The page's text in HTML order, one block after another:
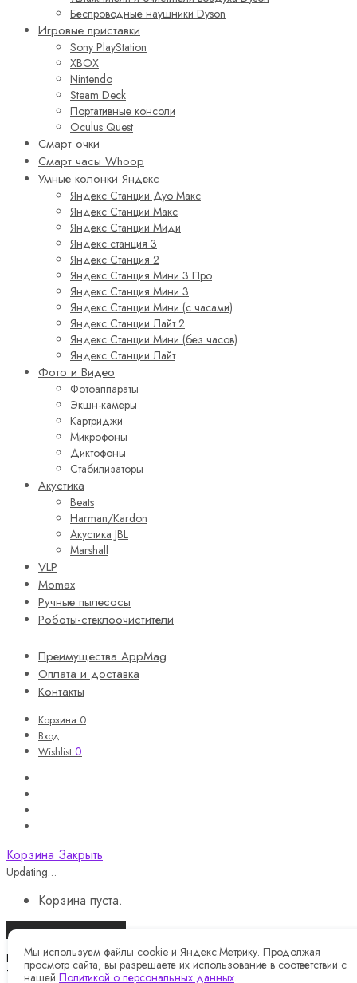
Беспроводные наушники Dyson
Игровые приставки
Sony PlayStation
XBOX
Nintendo
Steam Deck
Портативные консоли
Oculus Quest
Смарт очки
Смарт часы Whoop
Умные колонки Яндекс
Яндекс Станции Дуо Макс
Яндекс Станции Макс
Яндекс Станции Миди
Яндекс станция 3
Яндекс Станция 2
Яндекс Станция Мини 3 Про
Яндекс Станция Мини 3
Яндекс Станции Мини (с часами)
Яндекс Станции Лайт 2
Яндекс Станции Мини (без часов)
Яндекс Станции Лайт
Фото и Видео
Фотоаппараты
Экшн-камеры
Картриджи
Микрофоны
Диктофоны
Стабилизаторы
Акустика
Beats
Harman/Kardon
Акустика JBL
Marshall
VLP
Momax
Ручные пылесосы
Роботы-стеклоочистители
Преимущества AppMag
Оплата и доставка
Контакты
Корзина 0
Вход
Wishlist 0
Корзина Закрыть
Updating…
Корзина пуста.
Продолжить покупки
Назад
Telegram
Мы используем файлы cookie и Яндекс.Метрику. Продолжая
просмотр сайта, вы разрешаете их использование в соответствии с
нашей Политикой о персональных данных.